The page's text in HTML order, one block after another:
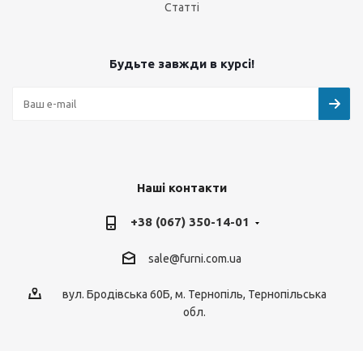
Статті
Будьте завжди в курсі!
Наші контакти
+38 (067) 350-14-01
sale@furni.com.ua
вул. Бродівська 60Б, м. Тернопіль, Тернопільська
обл.